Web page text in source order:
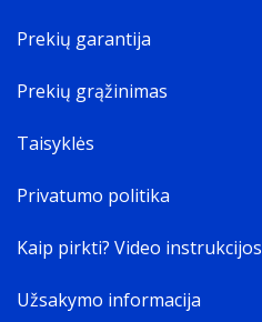
Prekių garantija
Prekių grąžinimas
Taisyklės
Privatumo politika
Kaip pirkti? Video instrukcijos
Užsakymo informacija